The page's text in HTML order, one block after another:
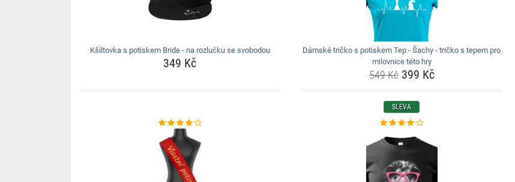
Kšiltovka s potiskem Bride - na rozlučku se svobodou
349 Kč
Dámské tričko s potiskem Tep - Šachy - tričko s tepem pro
milovnice této hry
549 Kč399 Kč
SLEVA